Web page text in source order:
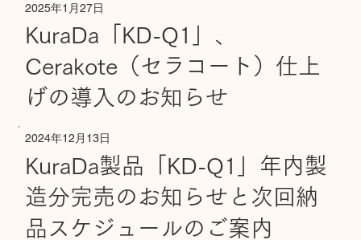
2025年1月27日
KuraDa「KD-Q1」、
Cerakote（セラコート）仕上
げの導入のお知らせ
2024年12月13日
KuraDa製品「KD-Q1」年内製
造分完売のお知らせと次回納
品スケジュールのご案内